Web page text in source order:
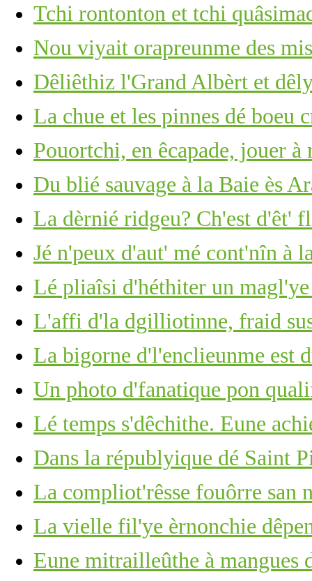
Tchi rontonton et tchi
Nou viyait orapreunme des
Dêliêthiz l'Grand Albèrt et
La chue et les pinnes dé boeu
Pouortchi, en êcapade, jouer à
Du blié sauvage à la Baie ès
La dèrnié ridgeu? Ch'est d'êt'
Jé n'peux d'aut' mé cont'nîn à
Lé pliaîsi d'héthiter un
L'affi d'la dgilliotinne, fraid
La bigorne d'l'enclieunme est
Un photo d'fanatique pon
Lé temps s'dêchithe. Eune
Dans la républyique dé Saint
La compliot'rêsse fouôrre san
La vielle fil'ye èrnonchie
Eune mitrailleûthe à mangues